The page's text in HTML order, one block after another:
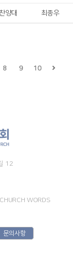
양대 최종우
8 9 10
12
WORDS
문의사항